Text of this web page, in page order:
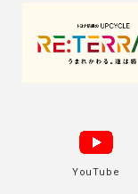
YouTube